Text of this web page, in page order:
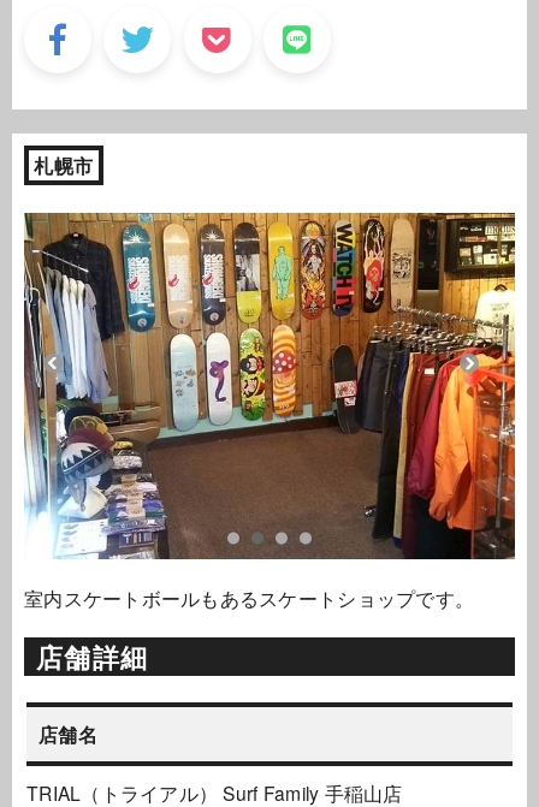
札幌市
室内スケートボールもあるスケートショップです。
店舗詳細
店舗名
TRIAL（トライアル） Surf Family 手稲山店